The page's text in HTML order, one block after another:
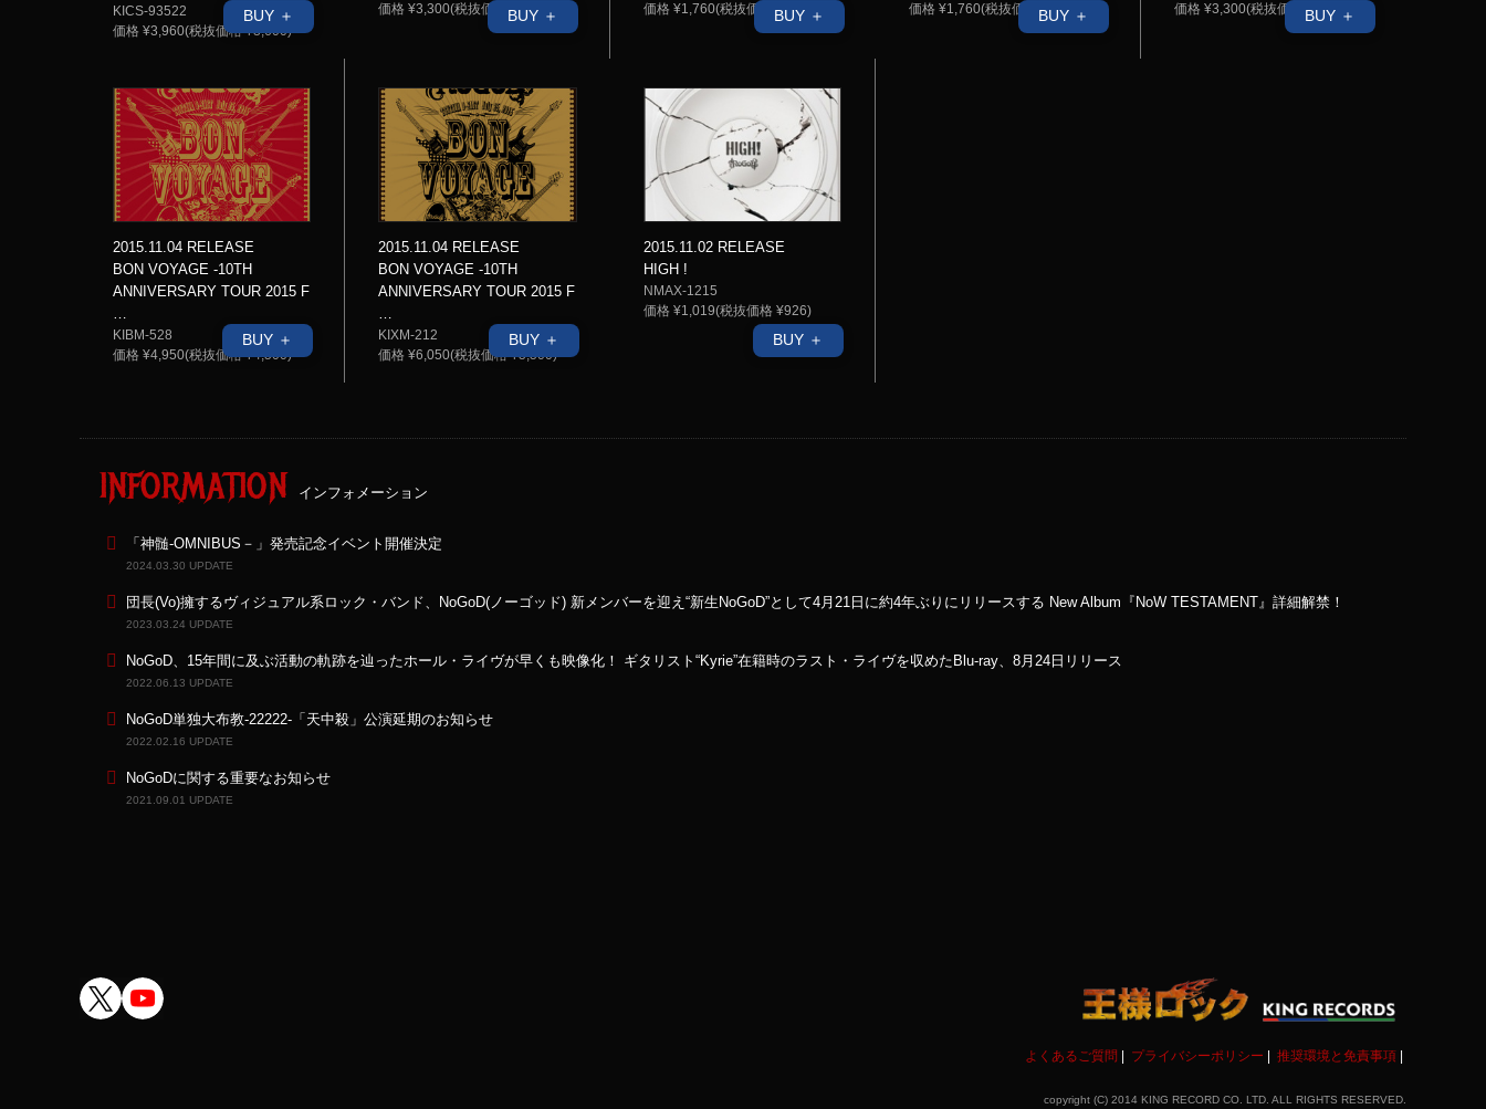
KICS-93522
価格 ¥3,960(税抜価格 ¥3,600)
BUY ＋
価格 ¥3,300(税抜価格 ¥3,000)
BUY ＋
価格 ¥1,760(税抜価格 ¥1,600)
BUY ＋
価格 ¥1,760(税抜価格 ¥1,600)
BUY ＋
価格 ¥3,300(税抜価格 ¥3,000)
BUY ＋
2015.11.04 RELEASE
BON VOYAGE -10TH
ANNIVERSARY TOUR 2015 F
…
KIBM-528
価格 ¥4,950(税抜価格 ¥4,500)
BUY ＋
2015.11.04 RELEASE
BON VOYAGE -10TH
ANNIVERSARY TOUR 2015 F
…
KIXM-212
価格 ¥6,050(税抜価格 ¥5,500)
BUY ＋
2015.11.02 RELEASE
HIGH !
NMAX-1215
価格 ¥1,019(税抜価格 ¥926)
BUY ＋
INFORMATION インフォメーション
「神髄-OMNIBUS－」発売記念イベント開催決定
2024.03.30 UPDATE
団長(Vo)擁するヴィジュアル系ロック・バンド、NoGoD(ノーゴッド) 新メンバーを迎え“新生NoGoD”として4月21日に約4年ぶりにリリースする New Album『NoW TESTAMENT』詳細解禁！
2023.03.24 UPDATE
NoGoD、15年間に及ぶ活動の軌跡を辿ったホール・ライヴが早くも映像化！ ギタリスト“Kyrie”在籍時のラスト・ライヴを収めたBlu-ray、8月24日リリース
2022.06.13 UPDATE
NoGoD単独大布教-22222-「天中殺」公演延期のお知らせ
2022.02.16 UPDATE
NoGoDに関する重要なお知らせ
2021.09.01 UPDATE
よくあるご質問 プライバシーポリシー 推奨環境と免責事項
copyright (C) 2014 KING RECORD CO. LTD. ALL RIGHTS RESERVED.